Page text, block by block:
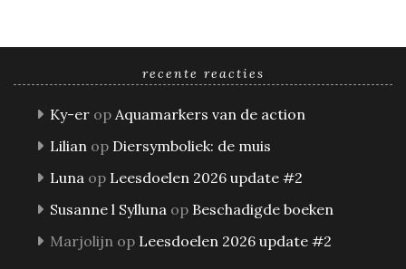
recente reacties
Ky-er op Aquamarkers van de action
Lilian op Diersymboliek: de muis
Luna op Leesdoelen 2026 update #2
Susanne l Sylluna op Beschadigde boeken
Marjolijn op Leesdoelen 2026 update #2